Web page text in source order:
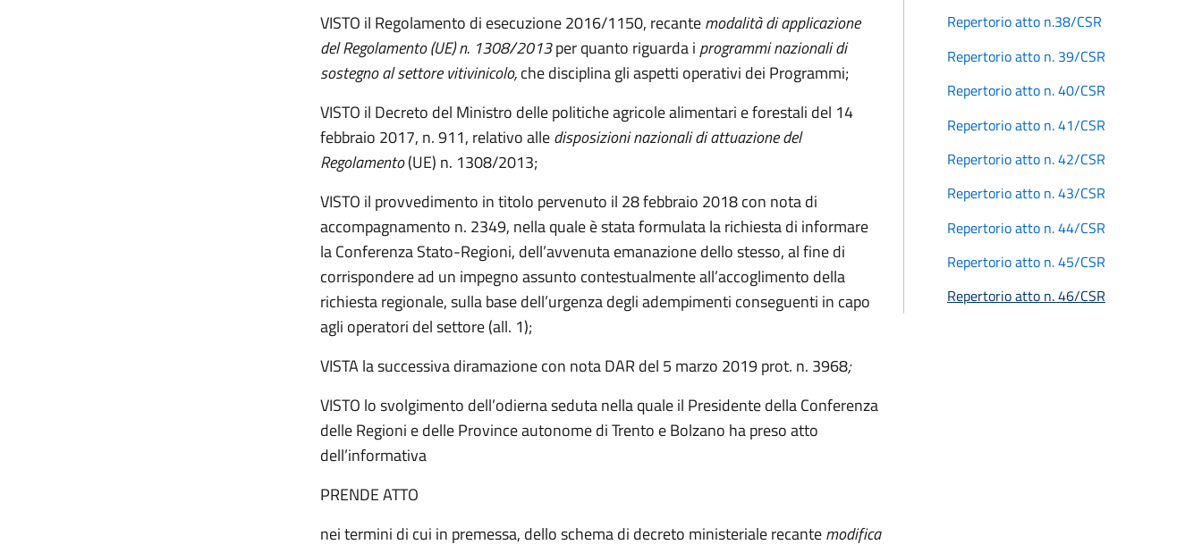
VISTO il Regolamento di esecuzione 2016/1150, recantemodalità di applicazione
del Regolamento (UE) n. 1308/2013per quanto riguarda i programmi nazionali di
sostegno al settore vitivinicolo,che disciplina gli aspetti operativi dei Programmi;
VISTO il Decreto del Ministro delle politiche agricole alimentari e forestali del 14
febbraio 2017, n. 911, relativo alledisposizioni nazionali di attuazione del
Regolamento(UE) n. 1308/2013;
VISTO il provvedimento in titolo pervenuto il 28 febbraio 2018 con nota di
accompagnamento n. 2349, nella quale è stata formulata la richiesta di informare
la Conferenza Stato-Regioni, dell’avvenuta emanazione dello stesso, al fine di
corrispondere ad un impegno assunto contestualmente all’accoglimento della
richiesta regionale, sulla base dell’urgenza degli adempimenti conseguenti in capo
agli operatori del settore (all. 1);
VISTA la successiva diramazione con nota DAR del 5 marzo 2019 prot. n. 3968;
VISTO lo svolgimento dell’odierna seduta nella quale il Presidente della Conferenza
delle Regioni e delle Province autonome di Trento e Bolzano ha preso atto
dell’informativa
PRENDE ATTO
nei termini di cui in premessa, dello schema di decreto ministeriale recantemodifica
Repertorio atto n.38/CSR
Repertorio atto n. 39/CSR
Repertorio atto n. 40/CSR
Repertorio atto n. 41/CSR
Repertorio atto n. 42/CSR
Repertorio atto n. 43/CSR
Repertorio atto n. 44/CSR
Repertorio atto n. 45/CSR
Repertorio atto n. 46/CSR